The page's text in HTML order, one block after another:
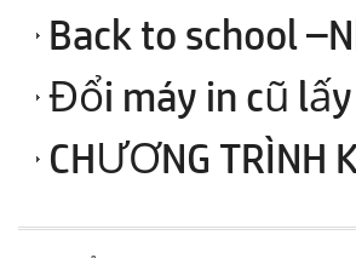
Back to school
Đổi máy in cũ
CHƯƠNG TRÌNH